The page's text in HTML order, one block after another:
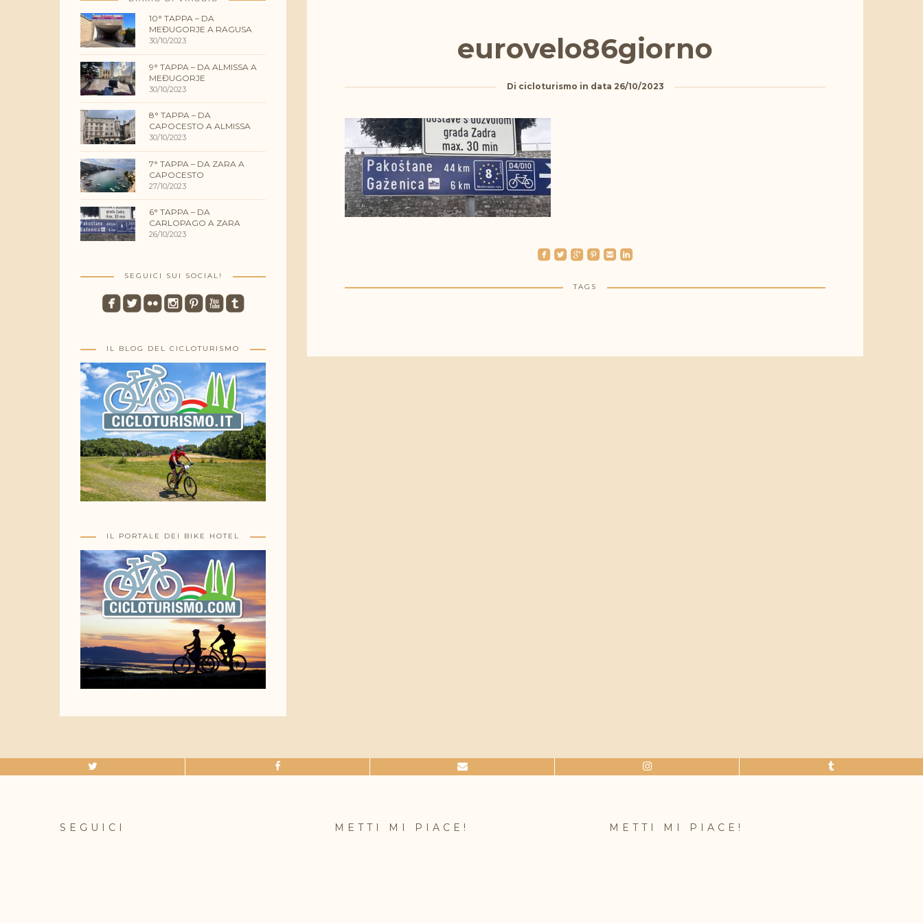
10° TAPPA – DA
MEĐUGORJE A RAGUSA
30/10/2023
9° TAPPA – DA ALMISSA A
MEĐUGORJE
30/10/2023
8° TAPPA – DA
CAPOCESTO A ALMISSA
30/10/2023
7° TAPPA – DA ZARA A
CAPOCESTO
27/10/2023
6° TAPPA – DA
CARLOPAGO A ZARA
26/10/2023
SEGUICI SUI SOCIAL!
roundedfacebookroundedtwitterbirdroundedflickrroundedinstagramroundedpinterestroundedyoutuberoundedtumblr
IL BLOG DEL CICLOTURISMO
IL PORTALE DEI BIKE HOTEL
eurovelo86giorno
Di cicloturismo in data 26/10/2023
roundedfacebook roundedtwitterbird roundedgoogleplus roundedpinterest roundedemail roundedlinkedin
TAGS
SEGUICI METTI MI PIACE! METTI MI PIACE!